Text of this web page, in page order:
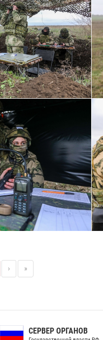
› »
СЕРВЕР ОРГАНОВ